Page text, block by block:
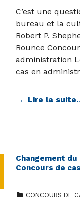
C’est une
bureau et la
Robert P.
Rounce
administration
cas en
Lire la
Changement du
Concours de cas
CONCOURS DE